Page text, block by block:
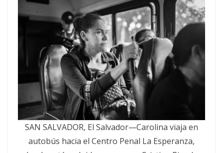
SAN SALVADOR, El Salvador—Carolina viaja en
autobús hacia el Centro Penal La Esperanza,